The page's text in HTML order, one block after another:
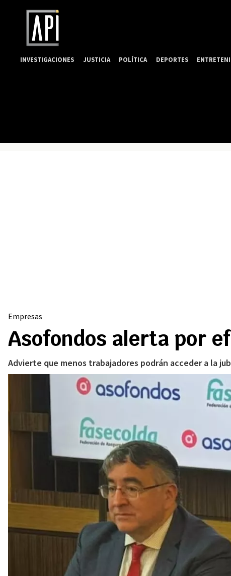
Empresas
Asofondos alerta por
Advierte que menos trabajadores podrán acceder a la
INVESTIGACIONES JUSTICIA POLÍTICA DEPORTES